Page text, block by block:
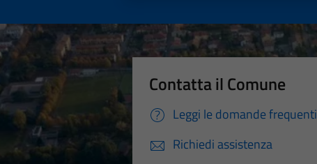
Contatta il Comune
Leggi le domande frequenti
Richiedi assistenza